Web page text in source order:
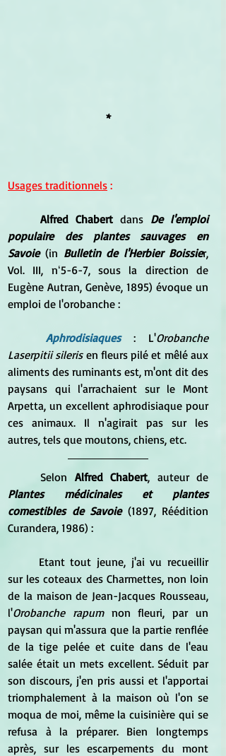
*
Usages traditionnels :
Alfred Chabert dans De l'emploi
populaire des plantes sauvages en
Savoie (in Bulletin de l'Herbier Boissier,
Vol. III, nʻ5-6-7, sous la direction de
Eugène Autran, Genève, 1895) évoque un
emploi de l'orobanche :
Aphrodisiaques : L'Orobanche
Laserpitii sileris en fleurs pilé et mêlé aux
aliments des ruminants est, m'ont dit des
paysans qui l'arrachaient sur le Mont
Arpetta, un excellent aphrodisiaque pour
ces animaux. Il n'agirait pas sur les
autres, tels que moutons, chiens, etc.
	Selon
Alfred Chabert
Plantes médicinales et plantes
comestibles de Savoie (1897, Réédition
Curandera, 1986) :
sur les coteaux des Charmettes, non loin
de la maison de Jean-Jacques Rousseau,
l'Orobanche rapum non fleuri, par un
paysan qui m'assura que la partie renflée
de la tige pelée et cuite dans de l'eau
salée était un mets excellent. Séduit par
son discours, j'en pris aussi et l'apportai
triomphalement à la maison où l'on se
moqua de moi, même la cuisinière qui se
refusa à la préparer. Bien longtemps
après, sur les escarpements du mont